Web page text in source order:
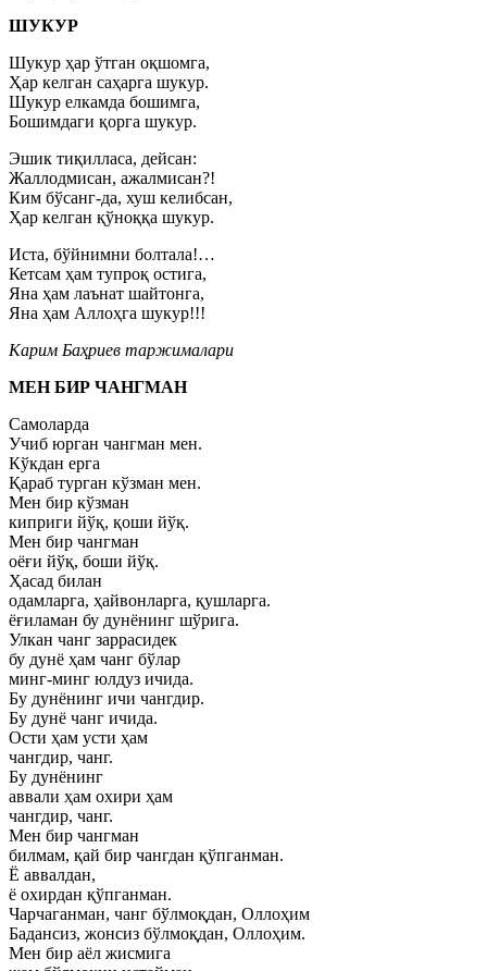
ШУКУР
Шукур ҳар ўтган оқшомга,
Ҳар келган саҳарга шукур.
Шукур елкамда бошимга,
Бошимдаги қорга шукур.
Эшик тиқилласа, дейсан:
Жаллодмисан, ажалмисан?!
Ким бўсанг-да, хуш келибсан,
Ҳар келган қўноққа шукур.
Иста, бўйнимни болтала!…
Кетсам ҳам тупроқ остига,
Яна ҳам лаънат шайтонга,
Яна ҳам Аллоҳга шукур!!!
Карим Баҳриев таржималари
МЕН БИР ЧАНГМАН
Самоларда
Учиб юрган чангман мен.
Кўкдан ерга
Қараб турган кўзман мен.
Мен бир кўзман
киприги йўқ, қоши йўқ.
Мен бир чангман
оёғи йўқ, боши йўқ.
Ҳасад билан
одамларга, ҳайвонларга, қушларга.
ёғиламан бу дунёнинг шўрига.
Улкан чанг заррасидек
бу дунё ҳам чанг бўлар
минг-минг юлдуз ичида.
Бу дунёнинг ичи чангдир.
Бу дунё чанг ичида.
Ости ҳам усти ҳам
чангдир, чанг.
Бу дунёнинг
аввали ҳам охири ҳам
чангдир, чанг.
Мен бир чангман
билмам, қай бир чангдан қўпганман.
Ё аввалдан,
ё охирдан қўпганман.
Чарчаганман, чанг бўлмоқдан, Оллоҳим
Бадансиз, жонсиз бўлмоқдан, Оллоҳим.
Мен бир аёл жисмига